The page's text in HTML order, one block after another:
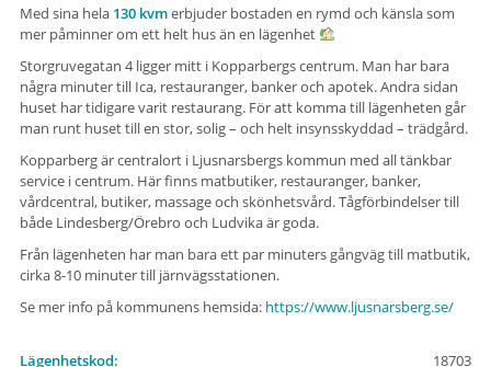
Med sina hela 130 kvmerbjuder bostaden en rymd och känsla som
mer påminner om ett helt hus än en lägenhet
Storgruvegatan 4 ligger mitt i Kopparbergs centrum. Man har bara
några minuter till Ica, restauranger, banker och apotek. Andra sidan
huset har tidigare varit restaurang. För att komma till lägenheten går
man runt huset till en stor, solig – och helt insynsskyddad – trädgård.
Kopparberg är centralort i Ljusnarsbergs kommun med all tänkbar
service i centrum. Här finns matbutiker, restauranger, banker,
vårdcentral, butiker, massage och skönhetsvård. Tågförbindelser till
både Lindesberg/Örebro och Ludvika är goda.
Från lägenheten har man bara ett par minuters gångväg till matbutik,
cirka 8-10 minuter till järnvägsstationen.
Se mer info på kommunens hemsida: https://www.ljusnarsberg.se/
Lägenhetskod:
18703